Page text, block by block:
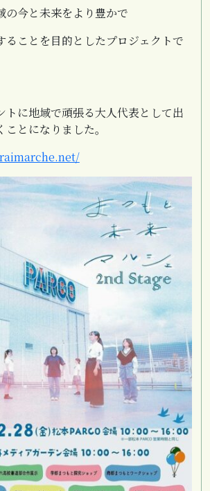
の今と未来をより豊かで
ることを目的としたプロジェクトで
トに地域で頑張る大人代表として出
とになりました。